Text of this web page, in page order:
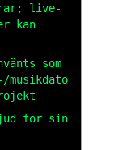
live-
kan
som
musikdato
för sin